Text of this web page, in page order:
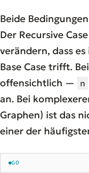
Beide
Der Recursive
verändern, dass
Base Case trifft. Bei
offensichtlich —
n
an. Bei
Graphen) ist das
einer der
GO